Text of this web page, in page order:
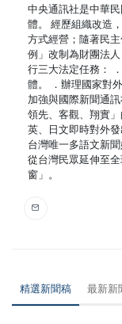
中央通訊社是中華
體。 經歷組織改造
方式經營；隨著民
例」改制為財團法
行三大法定任務：
體。 ．辦理國家對
加強與國際新聞通
領先、客觀、翔實
英、日文即時對外
台灣唯一多語文新
從台灣民眾延伸至
窗」。
精選新聞稿 最新新